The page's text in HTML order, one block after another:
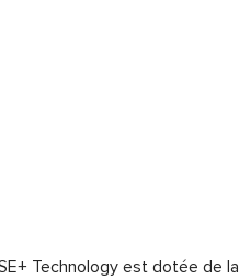
Technology est dotée de la